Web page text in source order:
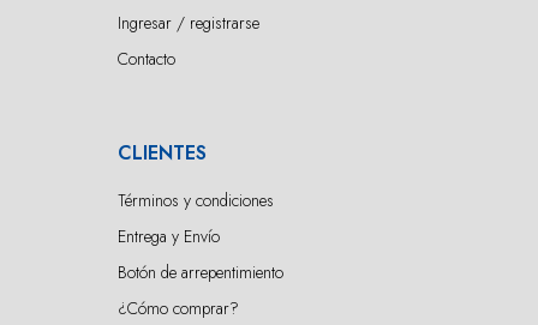
Ingresar / registrarse
Contacto
CLIENTES
Términos y condiciones
Entrega y Envío
Botón de arrepentimiento
¿Cómo comprar?